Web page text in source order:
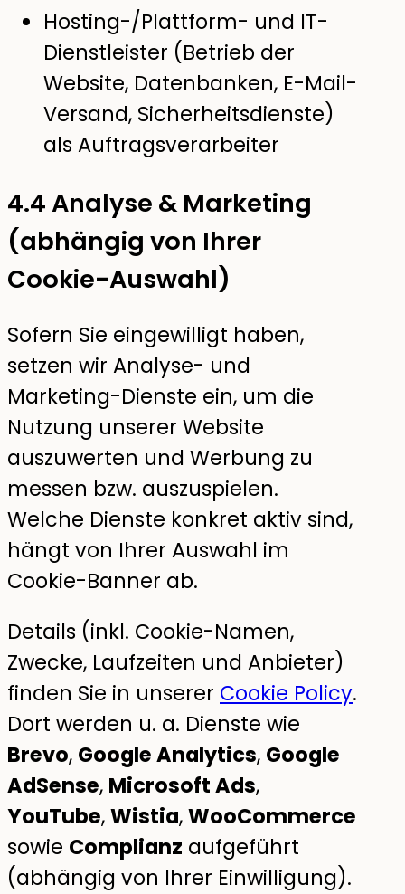
Hosting-/Plattform- und IT-
Dienstleister (Betrieb der
Website, Datenbanken, E-Mail-
Versand, Sicherheitsdienste)
als Auftragsverarbeiter
4.4 Analyse & Marketing
(abhängig von Ihrer
Cookie-Auswahl)
Sofern Sie eingewilligt haben,
setzen wir Analyse- und
Marketing-Dienste ein, um die
Nutzung unserer Website
auszuwerten und Werbung zu
messen bzw. auszuspielen.
Welche Dienste konkret aktiv sind,
hängt von Ihrer Auswahl im
Cookie-Banner ab.
Details (inkl. Cookie-Namen,
Zwecke, Laufzeiten und Anbieter)
finden Sie in unserer Cookie Policy.
Dort werden u. a. Dienste wie
Brevo, Google Analytics, Google
AdSense, Microsoft Ads,
YouTube,Wistia,WooCommerce
sowie Complianz aufgeführt
(abhängig von Ihrer Einwilligung).